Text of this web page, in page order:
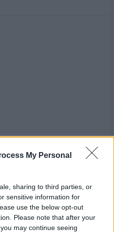
My Personal
sharing to third parties, or
sensitive information for
use the below opt-out
Please note that after your
may continue seeing